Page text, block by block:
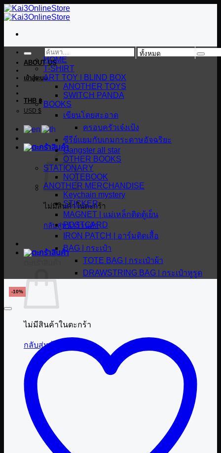
ข้าม
ไป
เนื้อหา
ค้นหา:
ABOUT US
เข้าสู่ระบบ
THB ฿
USD $
ไม่มีสินค้าในตะกร้า
กลับสู่หน้าร้านค้า
ไม่มีสินค้าในตะกร้า
กลับสู่หน้าร้านค้า
HOME
T-SHIRT
ART TOY | BLIND BOX
ANOTHER TOYS
SWITCH PANDA
BOOKS
เขียนโดยสะอาด
ครอบครัวเจ๋งเป้ง
ซีรีย์แยมกับเกมกระดาษอัจฉริยะ
Gangster all star
OTHER BOOKS
STATIONARY
NOTEBOOK
ANOTHER MERCHANDISE
Keychain mystery
STICKER
MAGNET | แม่เหล็กติดตู้เย็น
POSTCARD
IRON PATCH | อาร์มติดเสื้อ
BAG | กระเป๋า
TOTE BAG | กระเป๋าผ้า
DRAWSTRING BAG | กระเป๋าหูรูด
-10%